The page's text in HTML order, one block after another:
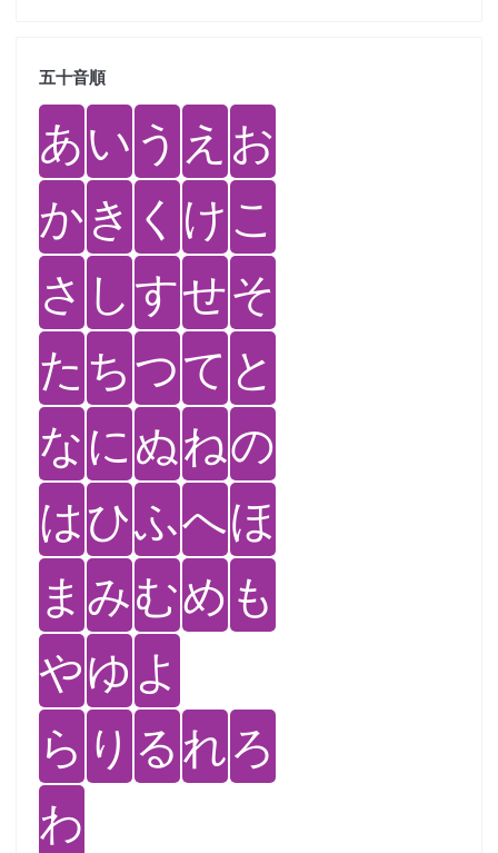
五十音順
あい う え お
かき く けこ
さ しすせそ
た ちつて と
なにぬねの
はひふへほ
ま みむめ も
やゆ よ
ら り るれろ
わ